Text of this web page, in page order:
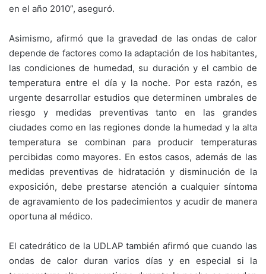
en el año 2010”, aseguró.
Asimismo, afirmó que la gravedad de las ondas de calor
depende de factores como la adaptación de los habitantes,
las condiciones de humedad, su duración y el cambio de
temperatura entre el día y la noche. Por esta razón, es
urgente desarrollar estudios que determinen umbrales de
riesgo y medidas preventivas tanto en las grandes
ciudades como en las regiones donde la humedad y la alta
temperatura se combinan para producir temperaturas
percibidas como mayores. En estos casos, además de las
medidas preventivas de hidratación y disminución de la
exposición, debe prestarse atención a cualquier síntoma
de agravamiento de los padecimientos y acudir de manera
oportuna al médico.
El catedrático de la UDLAP también afirmó que cuando las
ondas de calor duran varios días y en especial si la